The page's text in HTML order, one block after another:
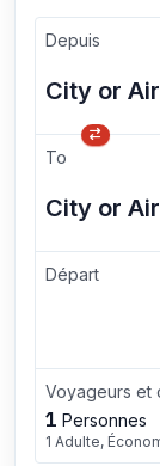
Depuis
To
Départ
Voyageurs et
1 Personnes
1 Adulte,